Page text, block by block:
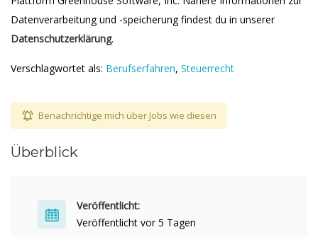
Datenverarbeitung und -speicherung findest du in unserer
Datenschutzerklärung.
Verschlagwortet als: Berufserfahren, Steuerrecht
Benachrichtige mich über Jobs wie diesen
Überblick
Veröffentlicht:
Veröffentlicht vor 5 Tagen